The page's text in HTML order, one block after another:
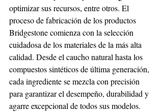
optimizar sus recursos, entre otros. El
proceso de fabricación de los productos
Bridgestone comienza con la selección
cuidadosa de los materiales de la más alta
calidad. Desde el caucho natural hasta los
compuestos sintéticos de última generación,
cada ingrediente se mezcla con precisión
para garantizar el desempeño, durabilidad y
agarre excepcional de todos sus modelos.